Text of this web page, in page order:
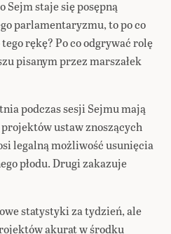
Sejm staje się posępną
parlamentaryzmu, to po co
rękę? Po co odgrywać rolę
pisanym przez marszałek
podczas sesji Sejmu mają
ustaw znoszących
legalną możliwość usunięcia
płodu. Drugi zakazuje
statystyki za tydzień, ale
akurat w środku